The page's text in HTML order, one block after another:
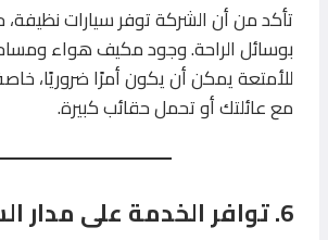
تأكد من أن الشركة توفر سيارات
بوسائل الراحة. وجود مكيف هواء
للأمتعة يمكن أن يكون أمرًا ضروريًا،
مع عائلتك أو تحمل حقائب كبيرة.
6. توافر الخدمة على مدار الساعة